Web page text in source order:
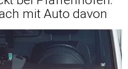
mit Auto davon